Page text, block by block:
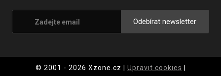
Odebírat newsletter
© 2001 - 2026 Xzone.cz | Upravit cookies |